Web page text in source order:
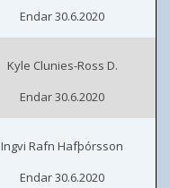
Endar 30.6.2020
Kyle Clunies-Ross D.
Endar 30.6.2020
Ingvi Rafn Hafþórsson
Endar 30.6.2020